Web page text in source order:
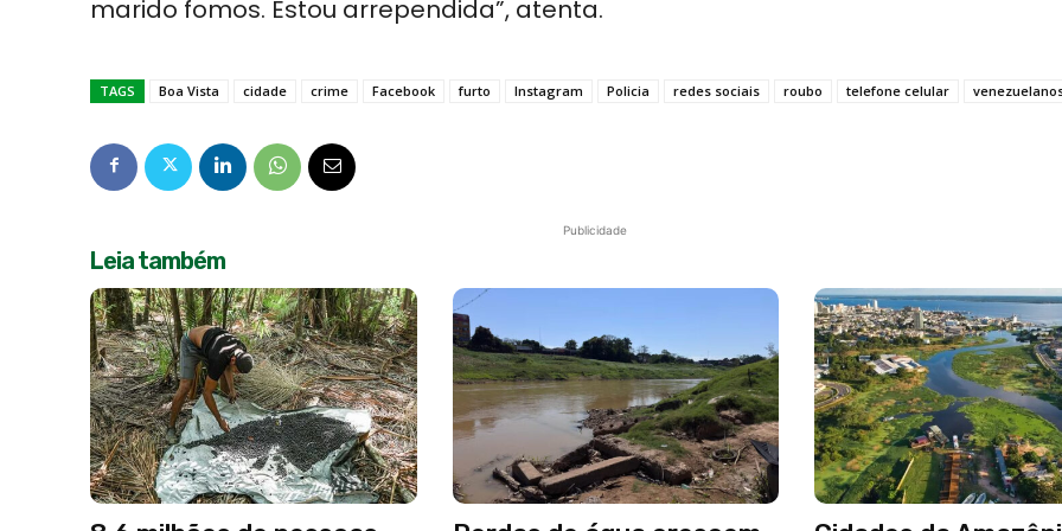
marido fomos. Estou arrependida”, atenta.
TAGS Boa Vista cidade crime Facebook furto Instagram Policia redes sociais roubo telefone celular
Publicidade
Leia também